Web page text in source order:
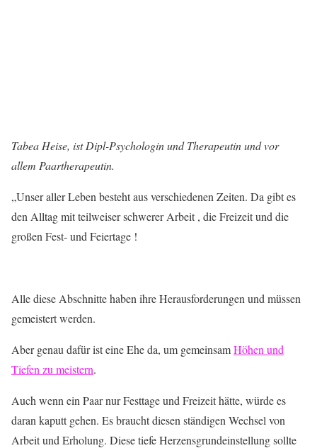
Tabea Heise, ist Dipl-Psychologin und Therapeutin und vor
allem Paartherapeutin.
„Unser aller Leben besteht aus verschiedenen Zeiten. Da gibt es
den Alltag mit teilweiser schwerer Arbeit , die Freizeit und die
großen Fest- und Feiertage !
Alle diese Abschnitte haben ihre Herausforderungen und müssen
gemeistert werden.
Aber genau dafür ist eine Ehe da, um gemeinsamHöhen und
Tiefen zu meistern.
Auch wenn ein Paar nur Festtage und Freizeit hätte, würde es
daran kaputt gehen. Es braucht diesen ständigen Wechsel von
Arbeit und Erholung. Diese tiefe Herzensgrundeinstellung sollte